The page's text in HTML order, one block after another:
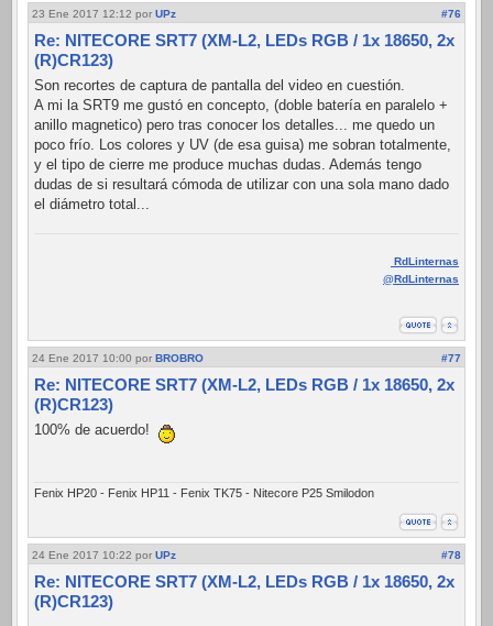
23 Ene 2017 12:12 por UPz #76
Re: NITECORE SRT7 (XM-L2, LEDs RGB / 1x 18650, 2x
(R)CR123)
Son recortes de captura de pantalla del video en cuestión.
A mi la SRT9 me gustó en concepto, (doble batería en paralelo +
anillo magnetico) pero tras conocer los detalles... me quedo un
poco frío. Los colores y UV (de esa guisa) me sobran totalmente,
y el tipo de cierre me produce muchas dudas. Además tengo
dudas de si resultará cómoda de utilizar con una sola mano dado
el diámetro total...
RdLinternas
@RdLinternas
24 Ene 2017 10:00 por BROBRO #77
Re: NITECORE SRT7 (XM-L2, LEDs RGB / 1x 18650, 2x
(R)CR123)
100% de acuerdo!
Fenix HP20 - Fenix HP11 - Fenix TK75 - Nitecore P25 Smilodon
24 Ene 2017 10:22 por UPz #78
Re: NITECORE SRT7 (XM-L2, LEDs RGB / 1x 18650, 2x
(R)CR123)